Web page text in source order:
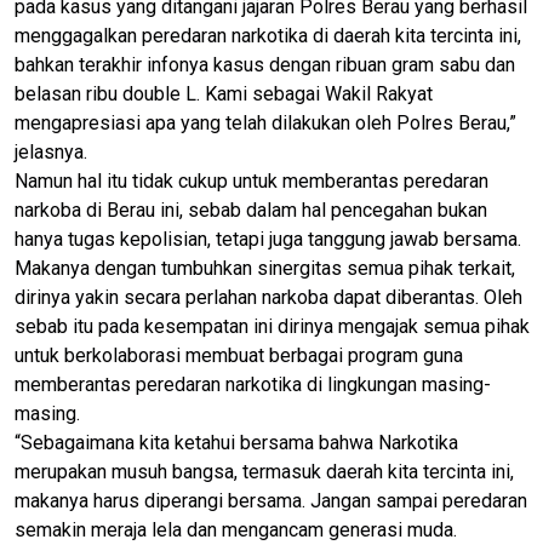
pada kasus yang ditangani jajaran Polres Berau yang berhasil
menggagalkan peredaran narkotika di daerah kita tercinta ini,
bahkan terakhir infonya kasus dengan ribuan gram sabu dan
belasan ribu double L. Kami sebagai Wakil Rakyat
mengapresiasi apa yang telah dilakukan oleh Polres Berau,”
jelasnya.
Namun hal itu tidak cukup untuk memberantas peredaran
narkoba di Berau ini, sebab dalam hal pencegahan bukan
hanya tugas kepolisian, tetapi juga tanggung jawab bersama.
Makanya dengan tumbuhkan sinergitas semua pihak terkait,
dirinya yakin secara perlahan narkoba dapat diberantas. Oleh
sebab itu pada kesempatan ini dirinya mengajak semua pihak
untuk berkolaborasi membuat berbagai program guna
memberantas peredaran narkotika di lingkungan masing-
masing.
“Sebagaimana kita ketahui bersama bahwa Narkotika
merupakan musuh bangsa, termasuk daerah kita tercinta ini,
makanya harus diperangi bersama. Jangan sampai peredaran
semakin meraja lela dan mengancam generasi muda.